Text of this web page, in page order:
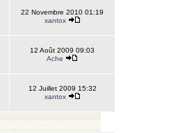
22 Novembre 2010 01:19
xantox
12 Août 2009 09:03
Ache
12 Juillet 2009 15:32
xantox